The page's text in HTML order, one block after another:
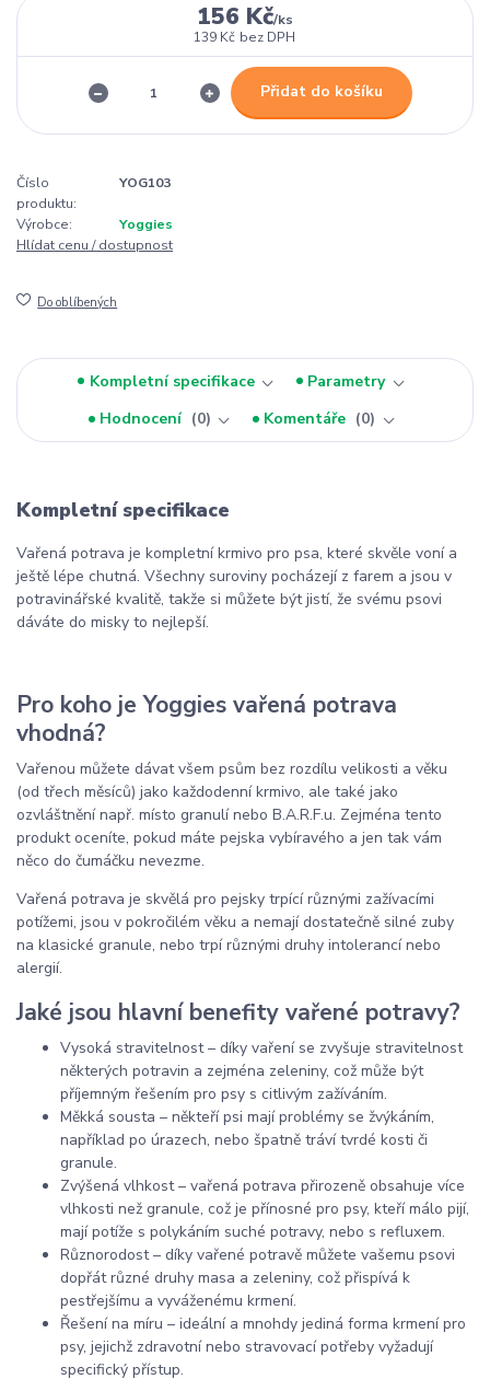
156 Kč/ks
139 Kč bez DPH
Přidat do košíku
Číslo
produktu:
YOG103
Výrobce:
Yoggies
Hlídat cenu / dostupnost
Do oblíbených
Kompletní specifikace
Parametry
Hodnocení
0 Komentáře 0
Kompletní specifikace
Vařená potrava je kompletní krmivo pro psa, které skvěle voní a
ještě lépe chutná. Všechny suroviny pocházejí z farem a jsou v
potravinářské kvalitě, takže si můžete být jistí, že svému psovi
dáváte do misky to nejlepší.
Pro koho je Yoggies vařená potrava
vhodná?
Vařenou můžete dávat všem psům bez rozdílu velikosti a věku
(od třech měsíců) jako každodenní krmivo, ale také jako
ozvláštnění např. místo granulí nebo B.A.R.F.u. Zejména tento
produkt oceníte, pokud máte pejska vybíravého a jen tak vám
něco do čumáčku nevezme.
Vařená potrava je skvělá pro pejsky trpící různými zažívacími
potížemi, jsou v pokročilém věku a nemají dostatečně silné zuby
na klasické granule, nebo trpí různými druhy intolerancí nebo
alergií.
Jaké jsou hlavní benefity vařené potravy?
Vysoká stravitelnost – díky vaření se zvyšuje stravitelnost
některých potravin a zejména zeleniny, což může být
příjemným řešením pro psy s citlivým zažíváním.
Měkká sousta – někteří psi mají problémy se žvýkáním,
například po úrazech, nebo špatně tráví tvrdé kosti či
granule.
Zvýšená vlhkost – vařená potrava přirozeně obsahuje více
vlhkosti než granule, což je přínosné pro psy, kteří málo pijí,
mají potíže s polykáním suché potravy, nebo s refluxem.
Různorodost – díky vařené potravě můžete vašemu psovi
dopřát různé druhy masa a zeleniny, což přispívá k
pestřejšímu a vyváženému krmení.
Řešení na míru – ideální a mnohdy jediná forma krmení pro
psy, jejichž zdravotní nebo stravovací potřeby vyžadují
specifický přístup.